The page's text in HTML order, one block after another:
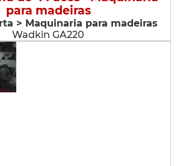
para madeiras
> Maquinaria para madeiras
Wadkin GA220